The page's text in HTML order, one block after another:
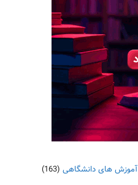
آموزش های دانشگاهی (163)